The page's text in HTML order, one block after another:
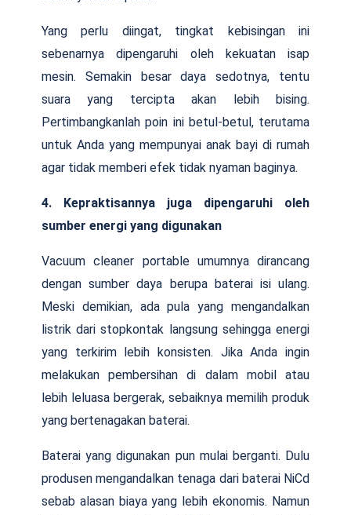
Yang perlu diingat, tingkat kebisingan ini
sebenarnya dipengaruhi oleh kekuatan isap
mesin. Semakin besar daya sedotnya, tentu
suara yang tercipta akan lebih bising.
Pertimbangkanlah poin ini betul-betul, terutama
untuk Anda yang mempunyai anak bayi di rumah
agar tidak memberi efek tidak nyaman baginya.
4. Kepraktisannya juga dipengaruhi oleh
sumber energi yang digunakan
Vacuum cleaner portable umumnya dirancang
dengan sumber daya berupa baterai isi ulang.
Meski demikian, ada pula yang mengandalkan
listrik dari stopkontak langsung sehingga energi
yang terkirim lebih konsisten. Jika Anda ingin
melakukan pembersihan di dalam mobil atau
lebih leluasa bergerak, sebaiknya memilih produk
yang bertenagakan baterai.
Baterai yang digunakan pun mulai berganti. Dulu
produsen mengandalkan tenaga dari baterai NiCd
sebab alasan biaya yang lebih ekonomis. Namun